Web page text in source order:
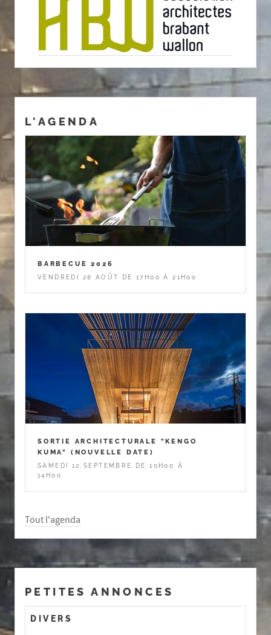
L'AGENDA
BARBECUE 2026
VENDREDI 28 AOÛT DE 17H00 À 21H00
SORTIE ARCHITECTURALE "KENGO
KUMA" (NOUVELLE DATE)
SAMEDI 12 SEPTEMBRE DE 10H00 À
14H00
Tout l'agenda
PETITES ANNONCES
DIVERS